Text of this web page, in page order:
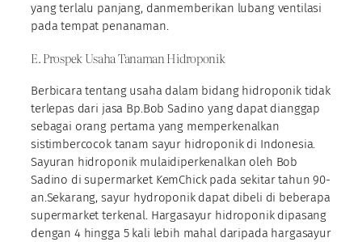
yang terlalu panjang, danmemberikan lubang ventilasi
pada tempat penanaman.
E. Prospek Usaha Tanaman Hidroponik
Berbicara tentang usaha dalam bidang hidroponik tidak
terlepas dari jasa Bp.Bob Sadino yang dapat dianggap
sebagai orang pertama yang memperkenalkan
sistimbercocok tanam sayur hidroponik di Indonesia.
Sayuran hidroponik mulaidiperkenalkan oleh Bob
Sadino di supermarket KemChick pada sekitar tahun 90-
an.Sekarang, sayur hydroponik dapat dibeli di beberapa
supermarket terkenal. Hargasayur hidroponik dipasang
dengan 4 hingga 5 kali lebih mahal daripada hargasayur